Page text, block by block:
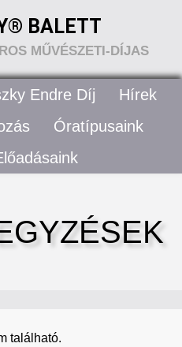
BALETT
MŰVÉSZETI-DÍJAS
– RÓLUNK
Endre Díj
Hírek
Óratípusaink
található.